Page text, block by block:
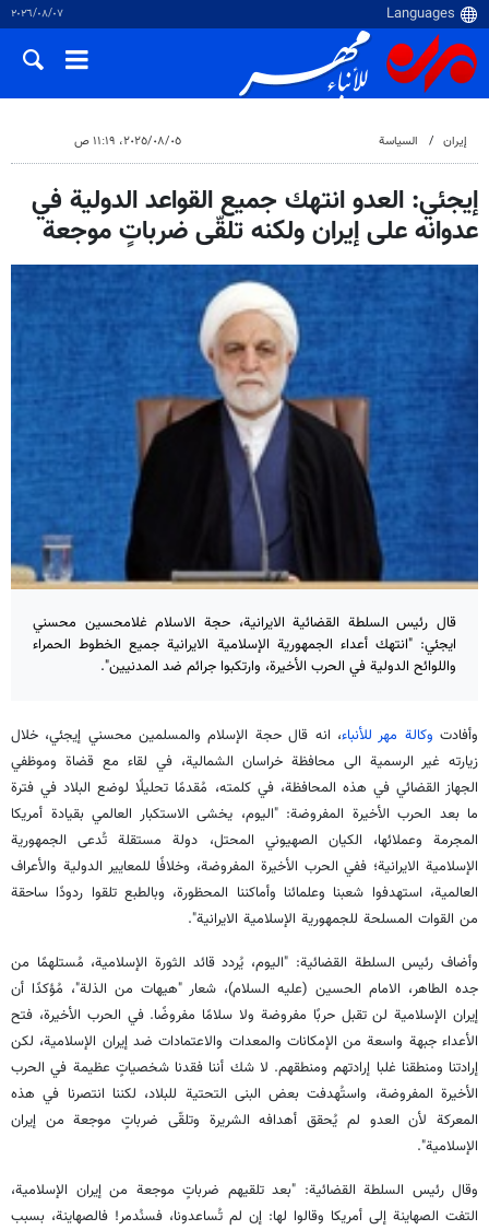
٠٧‏/٠٨‏/٢٠٢٦
إيران السياسة ٠٥‏/٠٨‏/٢٠٢٥، ١١:١٩ ص
إيجئي: العدو انتهك جميع القواعد الدولية في
عدوانه على إيران ولكنه تلقّى ضرباتٍ موجعة
قال رئيس السلطة القضائية الايرانية، حجة الاسلام غلامحسين محسني
ايجئي: "انتهك أعداء الجمهورية الإسلامية الايرانية جميع الخطوط الحمراء
واللوائح الدولية في الحرب الأخيرة، وارتكبوا جرائم ضد المدنيين".
وأفادت وكالة مهر للأنباء، انه قال حجة الإسلام والمسلمين محسني إيجئي، خلال
زيارته غير الرسمية الى محافظة خراسان الشمالية، في لقاء مع قضاة وموظفي
الجهاز القضائي في هذه المحافظة، في كلمته، مُقدمًا تحليلًا لوضع البلاد في فترة
ما بعد الحرب الأخيرة المفروضة: "اليوم، يخشى الاستكبار العالمي بقيادة أمريكا
المجرمة وعملائها، الكيان الصهيوني المحتل، دولة مستقلة تُدعى الجمهورية
الإسلامية الايرانية؛ ففي الحرب الأخيرة المفروضة، وخلافًا للمعايير الدولية والأعراف
العالمية، استهدفوا شعبنا وعلمائنا وأماكننا المحظورة، وبالطبع تلقوا ردودًا ساحقة
من القوات المسلحة للجمهورية الإسلامية الايرانية".
وأضاف رئيس السلطة القضائية: "اليوم، يُردد قائد الثورة الإسلامية، مُستلهمًا من
جده الطاهر، الامام الحسين (عليه السلام)، شعار "هيهات من الذلة"، مُؤكدًا أن
إيران الإسلامية لن تقبل حربًا مفروضة ولا سلامًا مفروضًا. في الحرب الأخيرة، فتح
الأعداء جبهة واسعة من الإمكانات والمعدات والاعتمادات ضد إيران الإسلامية، لكن
إرادتنا ومنطقنا غلبا إرادتهم ومنطقهم. لا شك أننا فقدنا شخصياتٍ عظيمة في الحرب
الأخيرة المفروضة، واستُهدفت بعض البنى التحتية للبلاد، لكننا انتصرنا في هذه
المعركة لأن العدو لم يُحقق أهدافه الشريرة وتلقّى ضرباتٍ موجعة من إيران
الإسلامية".
وقال رئيس السلطة القضائية: "بعد تلقيهم ضرباتٍ موجعة من إيران الإسلامية،
التفت الصهاينة إلى أمريكا وقالوا لها: إن لم تُساعدونا، فسنُدمر! فالصهاينة، بسبب